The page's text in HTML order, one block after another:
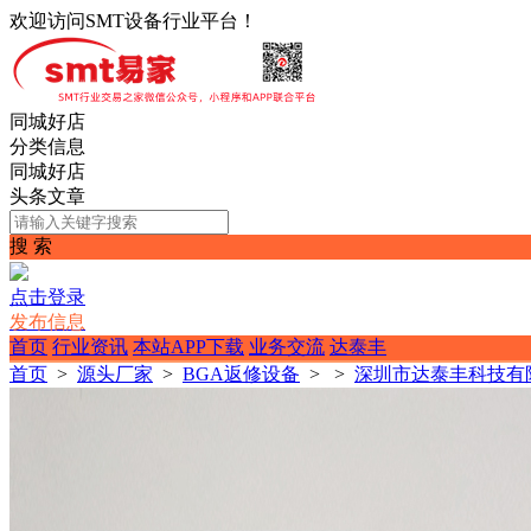
欢迎访问SMT设备行业平台！
同城好店
分类信息
同城好店
头条文章
搜 索
点击登录
发布信息
首页 行业资讯 本站APP下载 业务交流 达泰丰
首页 > 源头厂家 > BGA返修设备 > > 深圳市达泰丰科技有